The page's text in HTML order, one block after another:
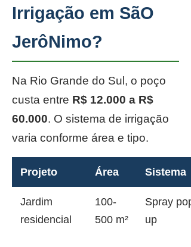
Irrigação em SãO
JerôNimo?
Na Rio Grande do Sul, o poço
custa entre R$ 12.000 a R$
60.000. O sistema de irrigação
varia conforme área e tipo.
Projeto Área Sistema
Jardim
residencial
100-
500 m²
Spray pop-
up